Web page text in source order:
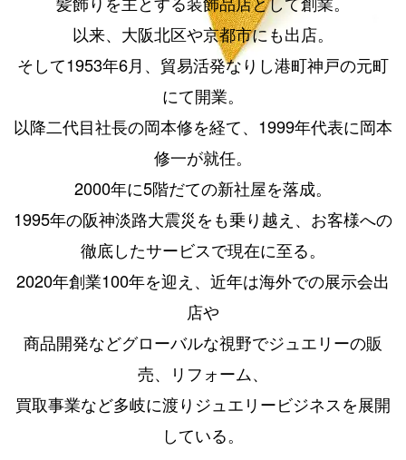
以来、大阪北区や京都市にも出店。
そして1953年6月、貿易活発なりし港町神戸の元町
にて開業。
以降二代目社長の岡本修を経て、1999年代表に岡本
修一が就任。
2000年に5階だての新社屋を落成。
1995年の阪神淡路大震災をも乗り越え、お客様への
徹底したサービスで現在に至る。
2020年創業100年を迎え、近年は海外での展示会出
店や
商品開発などグローバルな視野でジュエリーの販
売、
リフォーム、
買取事業など多岐に渡りジュエリービジネスを展開
している。